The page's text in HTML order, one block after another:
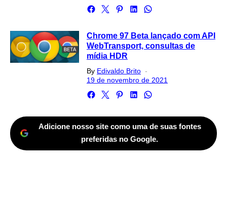
Chrome 97 Beta lançado com API
WebTransport, consultas de
mídia HDR
By Edivaldo Brito
on
19 de novembro de 2021
Adicione nosso site como uma de suas fontes
preferidas no Google.